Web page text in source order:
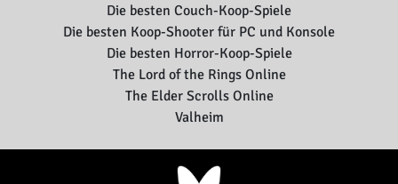
Die besten Couch-Koop-Spiele
Die besten Koop-Shooter für PC und Konsole
Die besten Horror-Koop-Spiele
The Lord of the Rings Online
The Elder Scrolls Online
Valheim